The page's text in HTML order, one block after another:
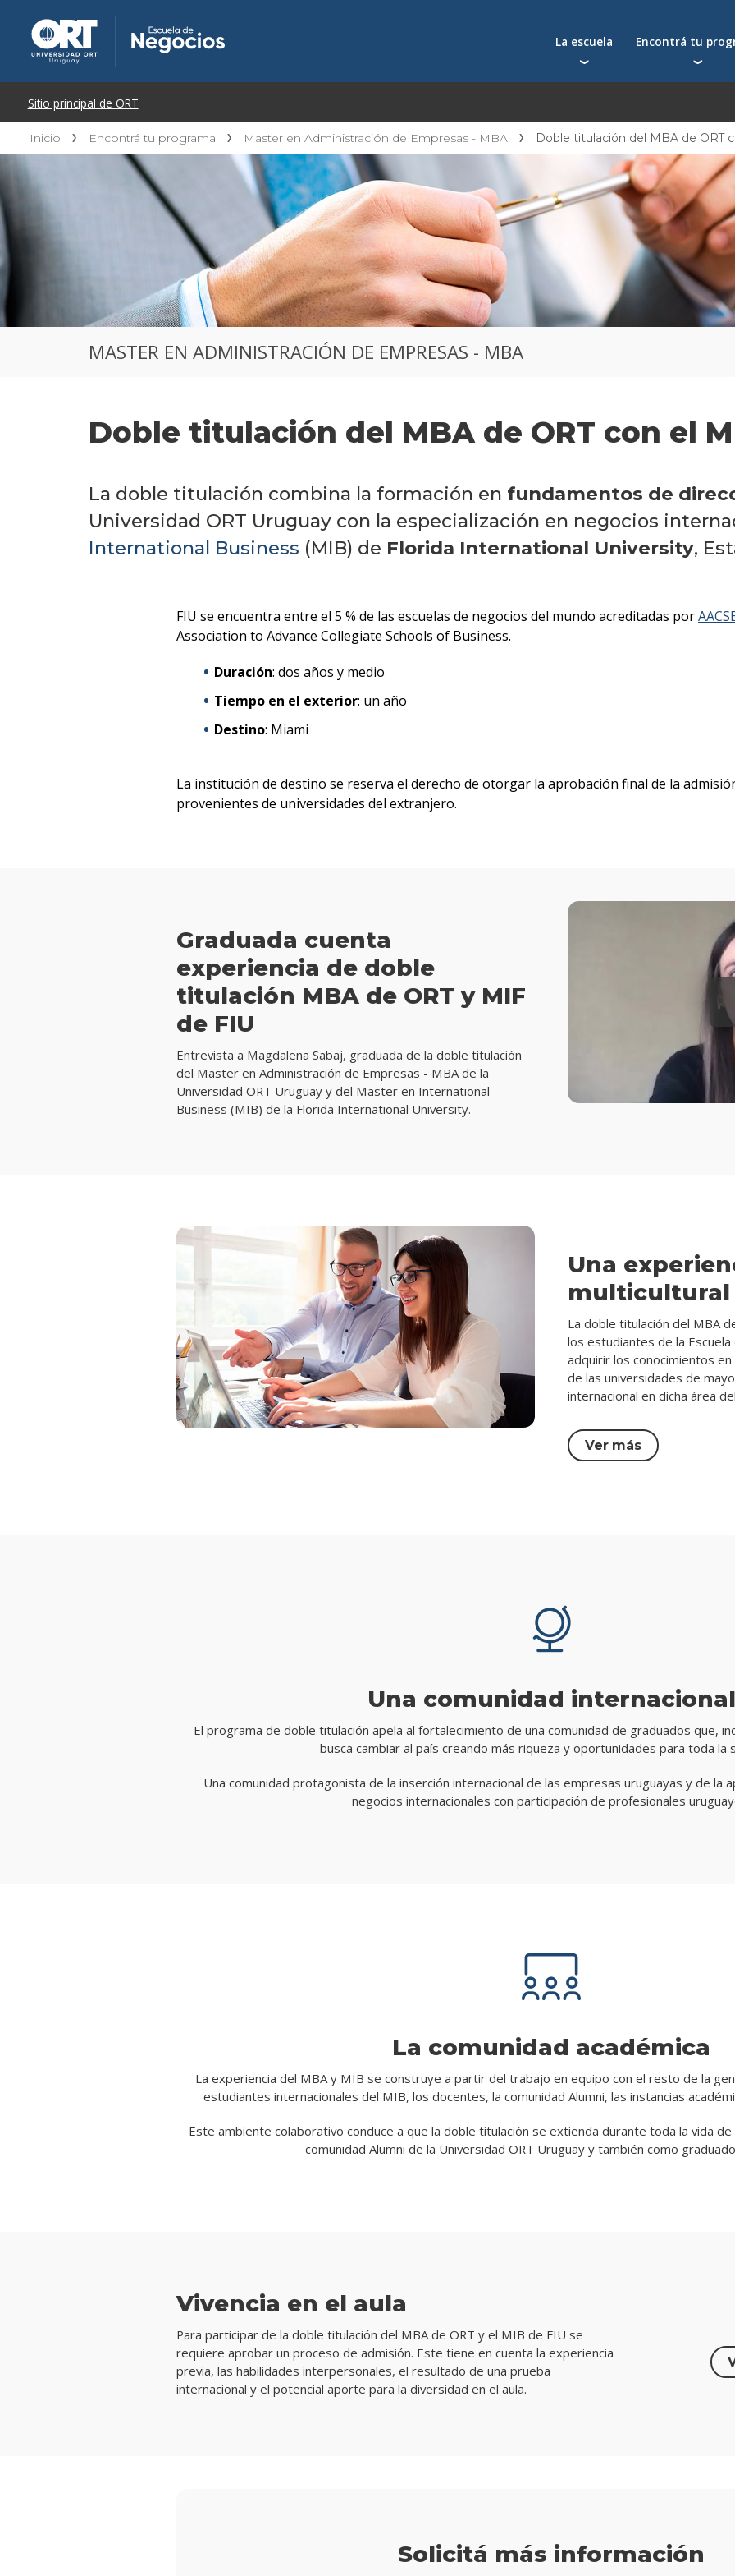
La escuela
Qué nos distingue
Autoridades
Docentes
Docentes visitantes
Investigación
Alumni
Conferencias en YouTube
La facultad
Encontrá tu
Postgrados
Seminarios
Toda la oferta
Inicio Encontrá tu programa Master en Administración de Empresas - MBA Doble titulación del MBA de ORT
MASTER EN ADMINISTRACIÓN DE EMPRESAS - MBA
Doble titulación del MBA de ORT con el
La doble titulación combina la formación en fundamentos de
Universidad ORT Uruguay con la especialización en negocios
International Business (MIB) de Florida International University,
FIU se encuentra entre el 5 % de las escuelas de negocios del mundo acreditadas por
Association to Advance Collegiate Schools of Business.
Duración: dos años y medio
Tiempo en el exterior: un año
Destino: Miami
La institución de destino se reserva el derecho de otorgar la aprobación final de la
provenientes de universidades del extranjero.
Graduada cuenta
experiencia de doble
titulación MBA de ORT y MIF
de FIU
Entrevista a Magdalena Sabaj, graduada de la doble titulación
del Master en Administración de Empresas - MBA de la
Universidad ORT Uruguay y del Master en International
Business (MIB) de la Florida International University.
Una
multicultural
La doble titulación del MBA
los estudiantes de la
adquirir los conocimientos
de las universidades de
internacional en dicha área
Ver más
Una comunidad internacional
El programa de doble titulación apela al fortalecimiento de una comunidad de graduados que,
busca cambiar al país creando más riqueza y oportunidades para toda la
Una comunidad protagonista de la inserción internacional de las empresas uruguayas y de la
negocios internacionales con participación de profesionales
La comunidad académica
La experiencia del MBA y MIB se construye a partir del trabajo en equipo con el resto de la
estudiantes internacionales del MIB, los docentes, la comunidad Alumni, las instancias
Este ambiente colaborativo conduce a que la doble titulación se extienda durante toda la vida
comunidad Alumni de la Universidad ORT Uruguay y también como
Vivencia en el aula
Para participar de la doble titulación del MBA de ORT y el MIB de FIU se
requiere aprobar un proceso de admisión. Este tiene en cuenta la experiencia
previa, las habilidades interpersonales, el resultado de una prueba
internacional y el potencial aporte para la diversidad en el aula.
Solicitá más información